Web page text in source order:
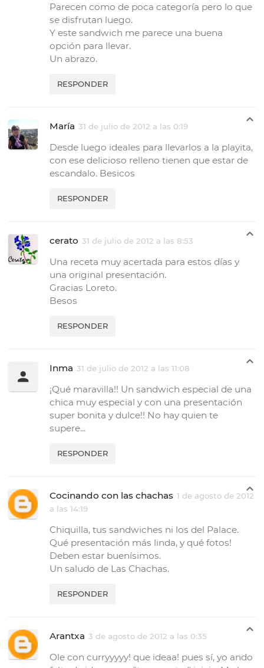
Parecen como de poca categoría pero lo que
se disfrutan luego.
Y este sandwich me parece una buena
opción para llevar.
Un abrazo.
RESPONDER
María 31 de julio de 2012 a las 0:19
Desde luego ideales para llevarlos a la playita,
con ese delicioso relleno tienen que estar de
escandalo. Besicos
RESPONDER
cerato 31 de julio de 2012 a las 8:53
Una receta muy acertada para estos días y
una original presentación.
Gracias Loreto.
Besos
RESPONDER
Inma 31 de julio de 2012 a las 11:08
¡Qué maravilla!! Un sandwich especial de una
chica muy especial y con una presentación
super bonita y dulce!! No hay quien te
supere...
RESPONDER
Cocinando con las chachas 1 de agosto de 2012
a las 14:19
Chiquilla, tus sandwiches ni los del Palace.
Qué presentación más linda, y qué fotos!
Deben estar buenísimos.
Un saludo de Las Chachas.
RESPONDER
Arantxa 3 de agosto de 2012 a las 0:35
Ole con curryyyyy! que ideaa! pues sí, yo ando